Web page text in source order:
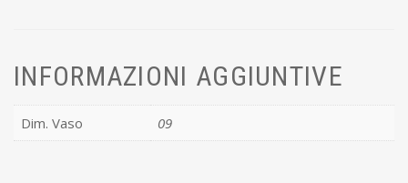
INFORMAZIONI AGGIUNTIVE
Dim. Vaso 09